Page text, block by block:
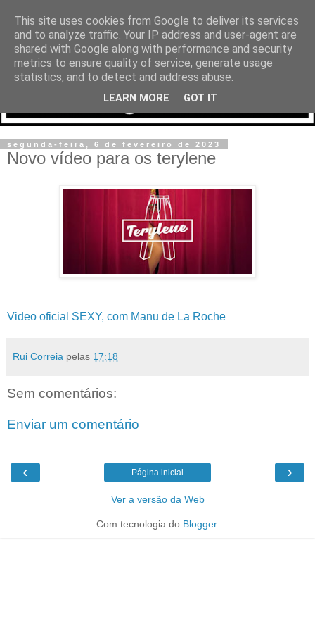
segunda-feira, 6 de fevereiro de 2023
Novo vídeo para os terylene
Video oficial SEXY, com Manu de La Roche
Rui Correia pelas 17:18
Sem comentários:
Enviar um comentário
‹ ›
Página inicial
Ver a versão da Web
Com tecnologia do Blogger.
This site uses cookies from Google to deliver its services
and to analyze traffic. Your IP address and user-agent are
shared with Google along with performance and security
metrics to ensure quality of service, generate usage
statistics, and to detect and address abuse.
LEARN MORE GOT IT